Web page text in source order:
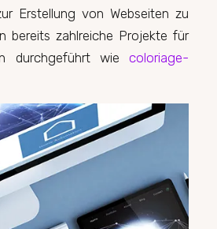
Erstellung von Webseiten zu
bereits zahlreiche Projekte für
durchgeführt wiecoloriage-